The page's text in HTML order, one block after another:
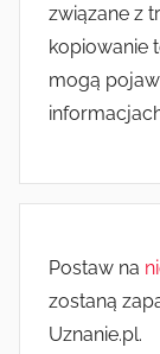
związane z
kopiowanie
mogą
Postaw na
zostaną
Uznanie.pl.